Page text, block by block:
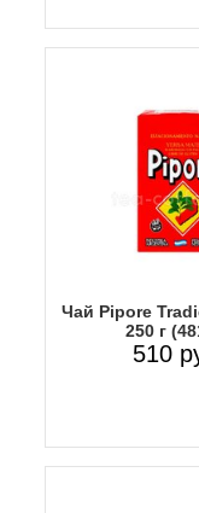
Чай Pipore
250 г
510